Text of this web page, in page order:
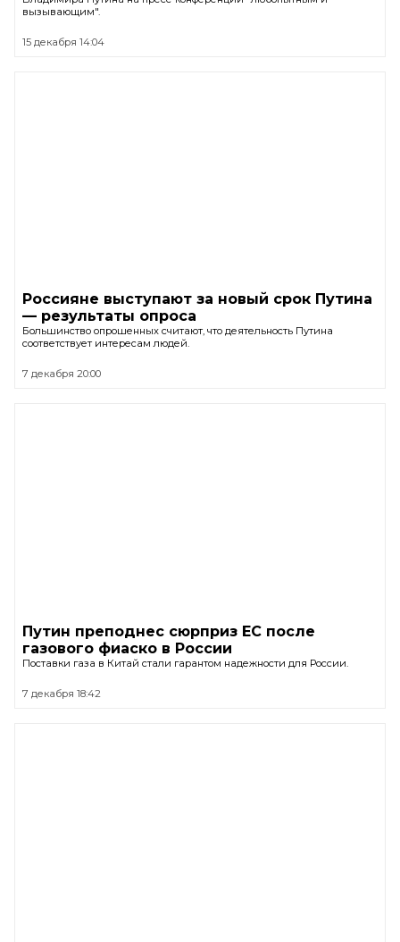
вызывающим".
15 декабря 14:04
Россияне выступают за новый срок Путина
— результаты опроса
Большинство опрошенных считают, что деятельность Путина
соответствует интересам людей.
7 декабря 20:00
Путин преподнес сюрприз ЕС после
газового фиаско в России
Поставки газа в Китай стали гарантом надежности для России.
7 декабря 18:42